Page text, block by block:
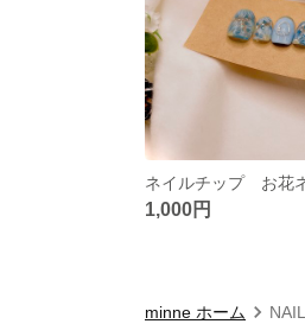
ネイルチップ お花
1,000円
minne ホーム